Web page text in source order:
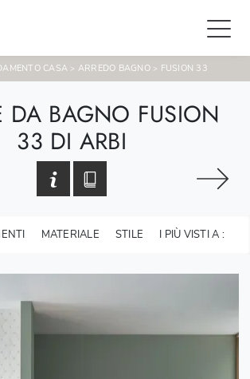
CASA > ARREDO BAGNO > FUSION 33
DA BAGNO FUSION
33 DI ARBI
MATERIALE STILE I PIÙ VISTI A :